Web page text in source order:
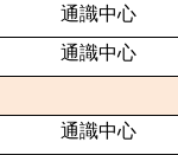
通識中心
通識中心
通識中心